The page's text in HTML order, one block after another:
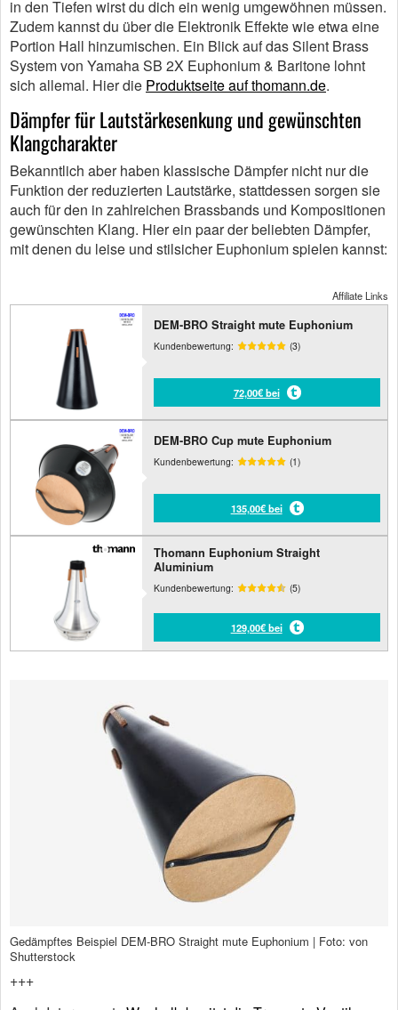
in den Tiefen wirst du dich ein wenig umgewöhnen müssen.
Zudem kannst du über die Elektronik Effekte wie etwa eine
Portion Hall hinzumischen. Ein Blick auf das Silent Brass
System von Yamaha SB 2X Euphonium & Baritone lohnt
sich allemal. Hier die Produktseite auf thomann.de.
Dämpfer für Lautstärkesenkung und gewünschten
Klangcharakter
Bekanntlich aber haben klassische Dämpfer nicht nur die
Funktion der reduzierten Lautstärke, stattdessen sorgen sie
auch für den in zahlreichen Brassbands und Kompositionen
gewünschten Klang. Hier ein paar der beliebten Dämpfer,
mit denen du leise und stilsicher Euphonium spielen kannst:
Affiliate Links
DEM-BRO Straight mute Euphonium
Kundenbewertung: (3)
72,00€ bei
DEM-BRO Cup mute Euphonium
Kundenbewertung: (1)
135,00€ bei
Thomann Euphonium Straight
Aluminium
Kundenbewertung: (5)
129,00€ bei
Gedämpftes Beispiel DEM-BRO Straight mute Euphonium | Foto: von
Shutterstock
+++